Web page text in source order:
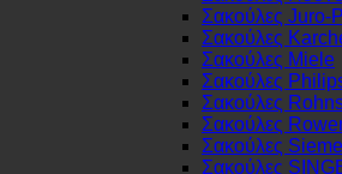
Σακούλες Juro-
Σακούλες
Σακούλες Miele
Σακούλες
Σακούλες
Σακούλες
Σακούλες
Σακούλες